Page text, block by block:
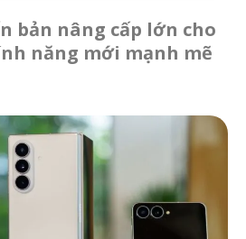
bản nâng cấp lớn cho
năng mới mạnh mẽ